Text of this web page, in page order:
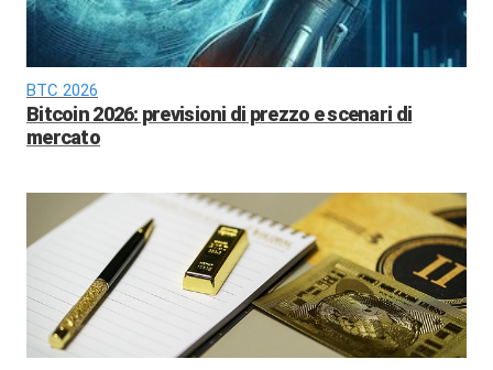
BTC 2026
Bitcoin 2026: previsioni di prezzo e scenari di
mercato